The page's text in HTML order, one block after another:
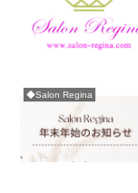
◆Salon Regina